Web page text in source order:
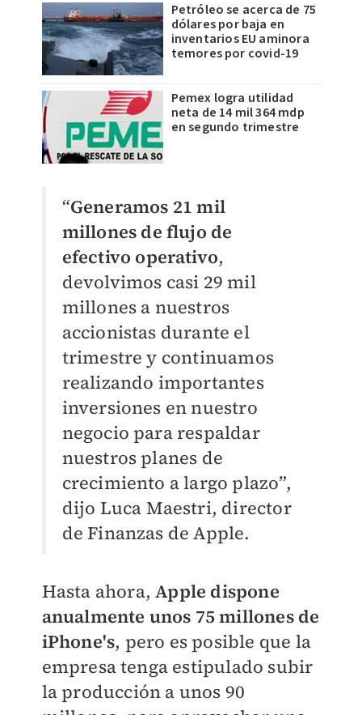
Petróleo se acerca de 75
dólares por baja en
inventarios EU aminora
temores por covid-19
Pemex logra utilidad
neta de 14 mil 364 mdp
en segundo trimestre
“Generamos 21 mil
millones de flujo de
efectivo operativo,
devolvimos casi 29 mil
millones a nuestros
accionistas durante el
trimestre y continuamos
realizando importantes
inversiones en nuestro
negocio para respaldar
nuestros planes de
crecimiento a largo plazo”,
dijo Luca Maestri, director
de Finanzas de Apple.
Hasta ahora, Apple dispone
anualmente unos 75 millones de
iPhone's, pero es posible que la
empresa tenga estipulado subir
la producción a unos 90